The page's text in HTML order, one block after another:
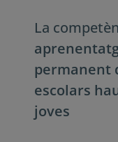
La
permanent
escolars
joves